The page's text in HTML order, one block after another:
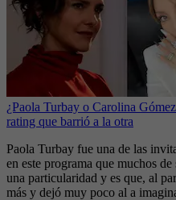
¿Paola Turbay o Carolina
rating que barrió a la otra
Paola Turbay fue una de las
en este programa que muchos
una particularidad y es que, al
más y dejó muy poco al a